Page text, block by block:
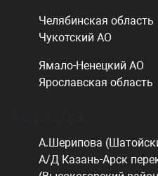
Челябинская область
Чукотский АО
Ямало-Ненецкий АО
Ярославская область
А.Шерипова
А/Д Казань-Арск